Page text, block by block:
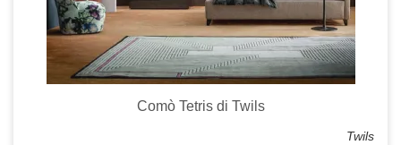
Comò Tetris di Twils
Twils